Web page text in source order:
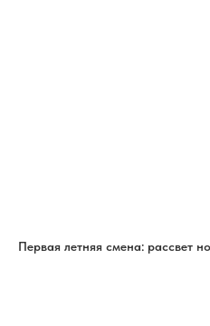
Первая летняя смена: рассвет